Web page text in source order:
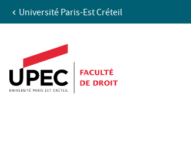
Aller au contenu
Accès directs
Recherche
Université Paris-Est Créteil